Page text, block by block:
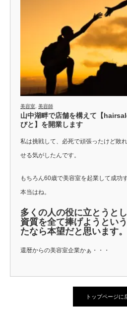
美容室 美容師
山中湖畔で店舗を構えて【
びと】を開業します
私は挑戦して、必死で頑張ったけど敗
せる気がしたんです。
もちろん60歳で美容室を起業して成功
本当はね。
多くの人の役に立とうと
資質を全て捧げようとい
たなら本望だと思います。
還暦からの美容室企業かぁ・・・
トップページに